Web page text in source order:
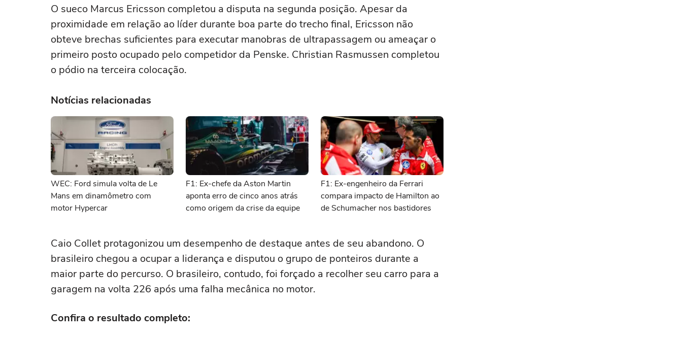
O sueco Marcus Ericsson completou a disputa na segunda posição. Apesar da
proximidade em relação ao líder durante boa parte do trecho final, Ericsson não
obteve brechas suficientes para executar manobras de ultrapassagem ou ameaçar o
primeiro posto ocupado pelo competidor da Penske. Christian Rasmussen completou
o pódio na terceira colocação.
Notícias relacionadas
WEC: Ford simula volta de Le
Mans em dinamômetro com
motor Hypercar
F1: Ex-chefe da Aston Martin
aponta erro de cinco anos atrás
como origem da crise da equipe
F1: Ex-engenheiro da Ferrari
compara impacto de Hamilton ao
de Schumacher nos bastidores
Caio Collet protagonizou um desempenho de destaque antes de seu abandono. O
brasileiro chegou a ocupar a liderança e disputou o grupo de ponteiros durante a
maior parte do percurso. O brasileiro, contudo, foi forçado a recolher seu carro para a
garagem na volta 226 após uma falha mecânica no motor.
Confira o resultado completo: